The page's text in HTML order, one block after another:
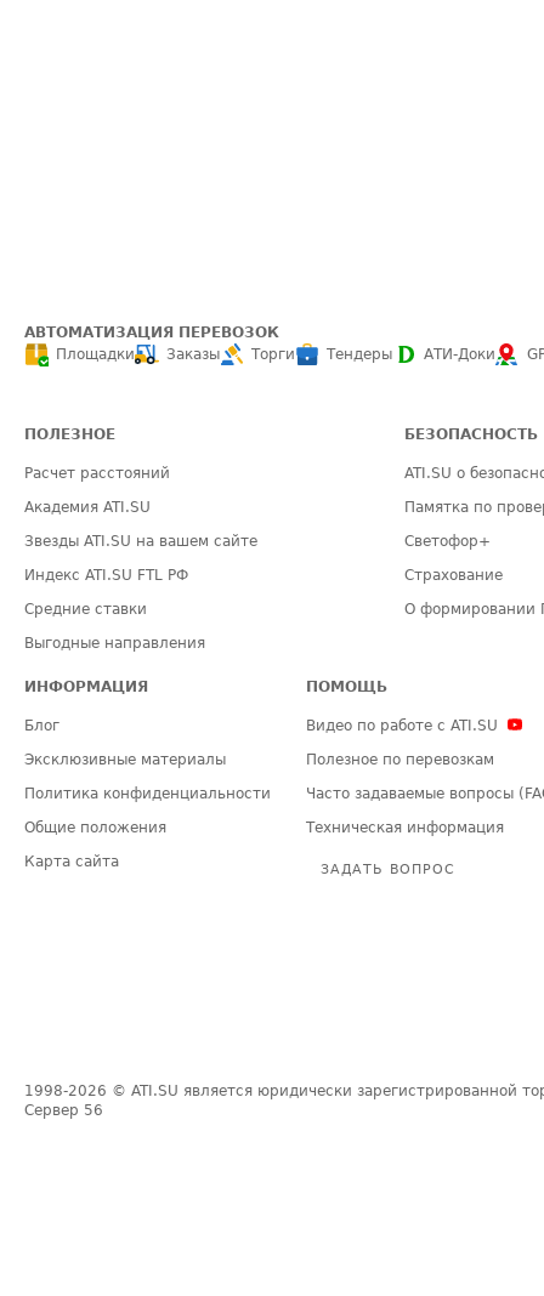
АВТОМАТИЗАЦИЯ ПЕРЕВОЗОК
Площадки
Заказы Торги Тендеры АТИ-Доки
ПОЛЕЗНОЕ
Расчет расстояний
Академия ATI.SU
Звезды ATI.SU на вашем сайте
Индекс ATI.SU FTL РФ
Средние ставки
Выгодные направления
БЕЗОПАСНОСТЬ
ATI.SU о
Памятка по
Светофор+
Страхование
О формировании
ИНФОРМАЦИЯ
Блог
Эксклюзивные материалы
Политика конфиденциальности
Общие положения
Карта сайта
ПОМОЩЬ
Видео по работе с ATI.SU
Полезное по перевозкам
Часто задаваемые вопросы
Техническая информация
ЗАДАТЬ ВОПРОС
1998-2026 © ATI.SU является юридически зарегистрированной
Сервер 56